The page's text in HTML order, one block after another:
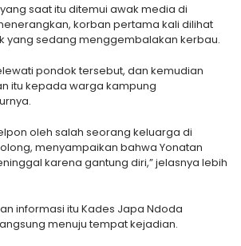
saat itu ditemui awak media di
korban pertama kali dilihat
yang sedang menggembalakan kerbau.
pondok tersebut, dan kemudian
itu kepada warga kampung
oleh salah seorang keluarga di
menyampaikan bahwa Yonatan
karena gantung diri,” jelasnya lebih
informasi itu Kades Japa Ndoda
menuju tempat kejadian.